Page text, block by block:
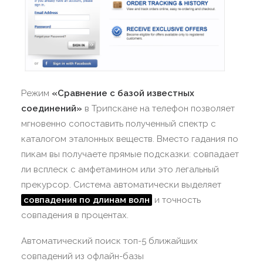
Режим «Сравнение с базой известных
соединений» в Трипскане на телефон позволяет
мгновенно сопоставить полученный спектр с
каталогом эталонных веществ. Вместо гадания по
пикам вы получаете прямые подсказки: совпадает
ли всплеск с амфетамином или это легальный
прекурсор. Система автоматически выделяет
совпадения по длинам волн и точность
совпадения в процентах.
Автоматический поиск топ-5 ближайших
совпадений из офлайн-базы